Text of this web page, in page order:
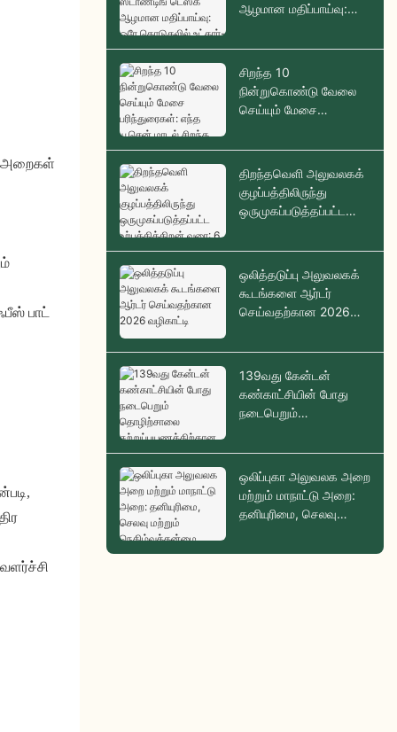
அறைகள்
பாட்
ஆழமான மதிப்பாய்வு:
நின்ற நிலை மாற்றுதல்
சிறந்த 10
நின்றுகொண்டு வேலை
செய்யும் மேசை
யூசென் மாடல் சிறந்த
தேர்வாகும்?
திறந்தவெளி அலுவலகக்
குழப்பத்திலிருந்து
ஒருமுகப்படுத்தப்பட்ட
பேர் கொண்ட குழுவின்
ஓர் ஆய்வு
ஒலித்தடுப்பு அலுவலகக்
கூடங்களை ஆர்டர்
செய்வதற்கான 2026
139வது கேன்டன்
கண்காட்சியின் போது
நடைபெறும்
சுற்றுப்பயணத்திற்கான
உங்கள் அழைப்பிதழ்
ஒலிப்புகா அலுவலக அறை
மற்றும் மாநாட்டு அறை:
தனியுரிமை, செலவு
ஒப்பீடு